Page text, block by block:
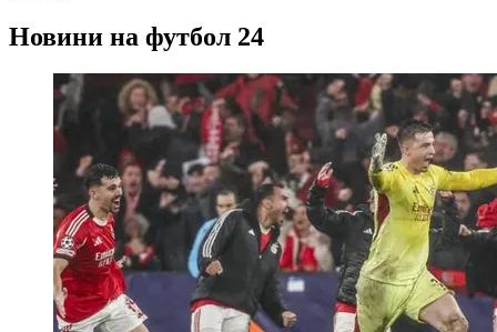
Новини на футбол 24